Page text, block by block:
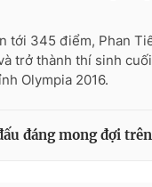
tới 345 điểm, Phan
trở thành thí sinh
Olympia 2016.
đáng mong đợi